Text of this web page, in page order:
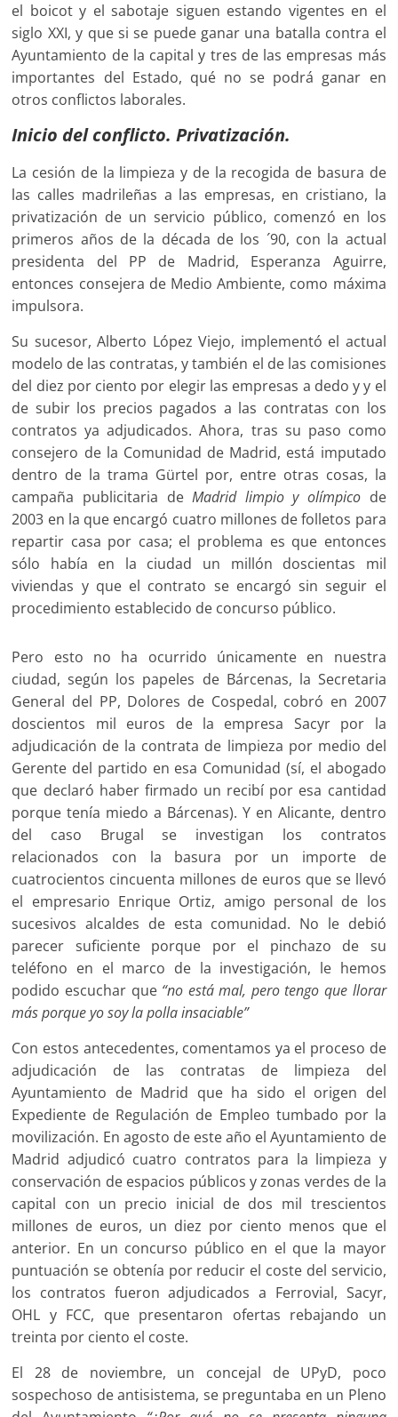
el boicot y el sabotaje siguen estando vigentes en el
siglo XXI, y que si se puede ganar una batalla contra el
Ayuntamiento de la capital y tres de las empresas más
importantes del Estado, qué no se podrá ganar en
otros conflictos laborales.
Inicio del conflicto. Privatización.
La cesión de la limpieza y de la recogida de basura de
las calles madrileñas a las empresas, en cristiano, la
privatización de un servicio público, comenzó en los
primeros años de la década de los ´90, con la actual
presidenta del PP de Madrid, Esperanza Aguirre,
entonces consejera de Medio Ambiente, como máxima
impulsora.
Su sucesor, Alberto López Viejo, implementó el actual
modelo de las contratas, y también el de las comisiones
del diez por ciento por elegir las empresas a dedo y y el
de subir los precios pagados a las contratas con los
contratos ya adjudicados. Ahora, tras su paso como
consejero de la Comunidad de Madrid, está imputado
dentro de la trama Gürtel por, entre otras cosas, la
campaña publicitaria deMadrid limpio y olímpico de
2003 en la que encargó cuatro millones de folletos para
repartir casa por casa; el problema es que entonces
sólo había en la ciudad un millón doscientas mil
viviendas y que el contrato se encargó sin seguir el
procedimiento establecido de concurso público.
Pero esto no ha ocurrido únicamente en nuestra
ciudad, según los papeles de Bárcenas, la Secretaria
General del PP, Dolores de Cospedal, cobró en 2007
doscientos mil euros de la empresa Sacyr por la
adjudicación de la contrata de limpieza por medio del
Gerente del partido en esa Comunidad (sí, el abogado
que declaró haber firmado un recibí por esa cantidad
porque tenía miedo a Bárcenas). Y en Alicante, dentro
del caso Brugal se investigan los contratos
relacionados con la basura por un importe de
cuatrocientos cincuenta millones de euros que se llevó
el empresario Enrique Ortiz, amigo personal de los
sucesivos alcaldes de esta comunidad. No le debió
parecer suficiente porque por el pinchazo de su
teléfono en el marco de la investigación, le hemos
podido escuchar que “no está mal, pero tengo que llorar
más porque yo soy la polla insaciable”
Con estos antecedentes, comentamos ya el proceso de
adjudicación de las contratas de limpieza del
Ayuntamiento de Madrid que ha sido el origen del
Expediente de Regulación de Empleo tumbado por la
movilización. En agosto de este año el Ayuntamiento de
Madrid adjudicó cuatro contratos para la limpieza y
conservación de espacios públicos y zonas verdes de la
capital con un precio inicial de dos mil trescientos
millones de euros, un diez por ciento menos que el
anterior. En un concurso público en el que la mayor
puntuación se obtenía por reducir el coste del servicio,
los contratos fueron adjudicados a Ferrovial, Sacyr,
OHL y FCC, que presentaron ofertas rebajando un
treinta por ciento el coste.
El 28 de noviembre, un concejal de UPyD, poco
sospechoso de antisistema, se preguntaba en un Pleno